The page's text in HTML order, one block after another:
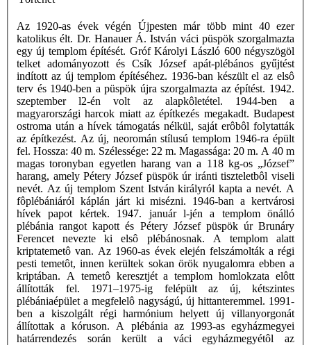
Az 1920-as évek végén Újpesten már több mint 40 ezer
katolikus élt. Dr. Hanauer Á. István váci püspök szorgalmazta
egy új templom építését. Gróf Károlyi László 600 négyszögöl
telket adományozott és Csík József apát-plébános gyűjtést
indított az új templom építéséhez. 1936-ban készült el az elsô
terv és 1940-ben a püspök újra szorgalmazta az építést. 1942.
szeptember l2-én volt az alapkôletétel. 1944-ben a
magyarországi harcok miatt az építkezés megakadt. Budapest
ostroma után a hívek támogatás nélkül, saját erôbôl folytatták
az építkezést. Az új, neoromán stílusú templom 1946-ra épült
fel. Hossza: 40 m. Szélessége: 22 m. Magassága: 20 m. A 40 m
magas toronyban egyetlen harang van a 118 kg-os „József”
harang, amely Pétery József püspök úr iránti tiszteletbôl viseli
nevét. Az új templom Szent István királyról kapta a nevét. A
fôplébániáról káplán járt ki misézni. 1946-ban a kertvárosi
hívek papot kértek. 1947. január l-jén a templom önálló
plébánia rangot kapott és Pétery József püspök úr Brunáry
Ferencet nevezte ki elsô plébánosnak. A templom alatt
kriptatemetô van. Az 1960-as évek elején felszámolták a régi
pesti temetôt, innen kerültek sokan örök nyugalomra ebben a
kriptában. A temetô keresztjét a templom homlokzata elôtt
állították fel. 1971–1975-ig felépült az új, kétszintes
plébániaépület a megfelelô nagyságú, új hittanteremmel. 1991-
ben a kiszolgált régi harmónium helyett új villanyorgonát
állítottak a kóruson. A plébánia az 1993-as egyházmegyei
határrendezés során került a váci egyházmegyétôl az